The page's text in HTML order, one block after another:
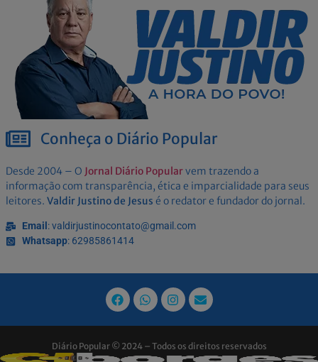
Conheça o Diário Popular
Desde 2004 – O Jornal Diário Popularvem trazendo a
informação com transparência, ética e imparcialidade para seus
leitores. Valdir Justino de Jesus é o redator e fundador do jornal.
Email : valdirjustinocontato@gmail.com
Whatsapp: 62985861414
Diário Popular © 2024 – Todos os direitos reservados